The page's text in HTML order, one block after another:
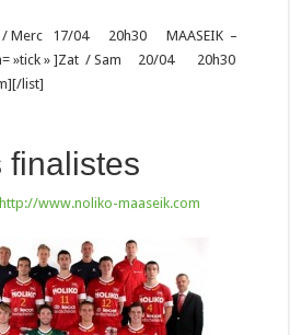
/ Merc 17/04 20h30 MAASEIK –
»tick » ]Zat / Sam 20/04 20h30
list]
finalistes
http://www.noliko-maaseik.com